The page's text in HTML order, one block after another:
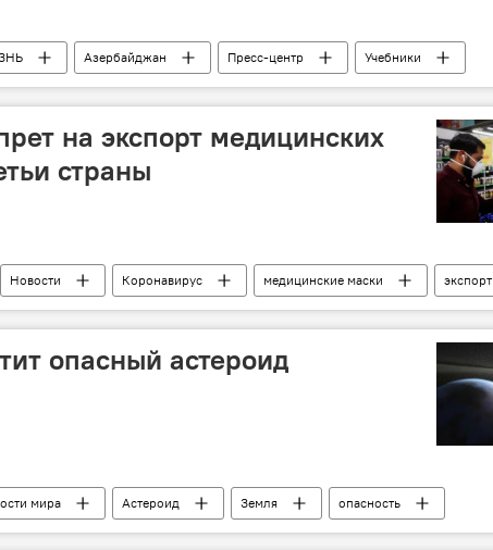
Азербайджан Пресс-центр
Учебники
Пособие
на экспорт медицинских
страны
Новости Коронавирус медицинские маски
экспорт
страны Евросоюз
опасный астероид
мира Астероид Земля опасность